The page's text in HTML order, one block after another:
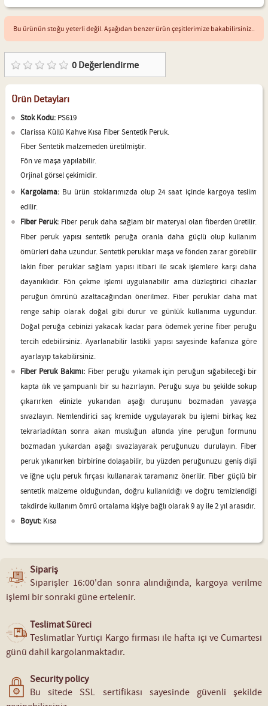
Bu ürünün stoğu yeterli değil. Aşağıdan benzer ürün çeşitlerimize bakabilirsiniz..
0Değerlendirme
Ürün Detayları
Stok Kodu:PS619
Clarissa Küllü Kahve Kısa Fiber Sentetik Peruk.
Fiber Sentetik malzemeden üretilmiştir.
Fön ve maşa yapılabilir.
Orjinal görsel çekimidir.
Kargolama: Bu ürün stoklarımızda olup 24 saat içinde kargoya teslim
edilir.
Fiber Peruk: Fiber peruk daha sağlam bir materyal olan fiberden üretilir.
Fiber peruk yapısı sentetik peruğa oranla daha güçlü olup kullanım
ömürleri daha uzundur. Sentetik peruklar maşa ve fönden zarar görebilir
lakin fiber peruklar sağlam yapısı itibari ile sıcak işlemlere karşı daha
dayanıklıdır. Fön çekme işlemi uygulanabilir ama düzleştirici cihazlar
peruğun ömrünü azaltacağından önerilmez. Fiber peruklar daha mat
renge sahip olarak doğal gibi durur ve günlük kullanıma uygundur.
Doğal peruğa cebinizi yakacak kadar para ödemek yerine fiber peruğu
tercih edebilirsiniz. Ayarlanabilir lastikli yapısı sayesinde kafanıza göre
ayarlayıp takabilirsiniz.
Fiber Peruk Bakımı: Fiber peruğu yıkamak için peruğun sığabileceği bir
kapta ılık ve şampuanlı bir su hazırlayın. Peruğu suya bu şekilde sokup
çıkarırken elinizle yukarıdan aşağı duruşunu bozmadan yavaşça
sıvazlayın. Nemlendirici saç kremide uygulayarak bu işlemi birkaç kez
tekrarladıktan sonra akan musluğun altında yine peruğun formunu
bozmadan yukardan aşağı sıvazlayarak peruğunuzu durulayın. Fiber
peruk yıkanırken birbirine dolaşabilir, bu yüzden peruğunuzu geniş dişli
ve iğne uçlu peruk fırçası kullanarak taramanız önerilir. Fiber güçlü bir
sentetik malzeme olduğundan, doğru kullanıldığı ve doğru temizlendiği
takdirde kullanım ömrü ortalama kişiye bağlı olarak 9 ay ile 2 yıl arasıdır.
Boyut: Kısa
Sipariş
Siparişler 16:00'dan sonra alındığında, kargoya verilme
işlemi bir sonraki güne ertelenir.
Teslimat Süreci
Teslimatlar Yurtiçi Kargo firması ile hafta içi ve Cumartesi
günü dahil kargolanmaktadır.
Security policy
Bu sitede SSL sertifikası sayesinde güvenli şekilde